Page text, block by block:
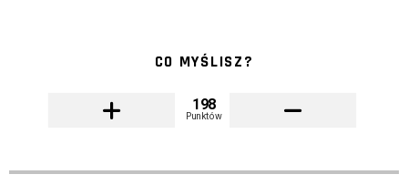
CO MYŚLISZ?
198
Punktów